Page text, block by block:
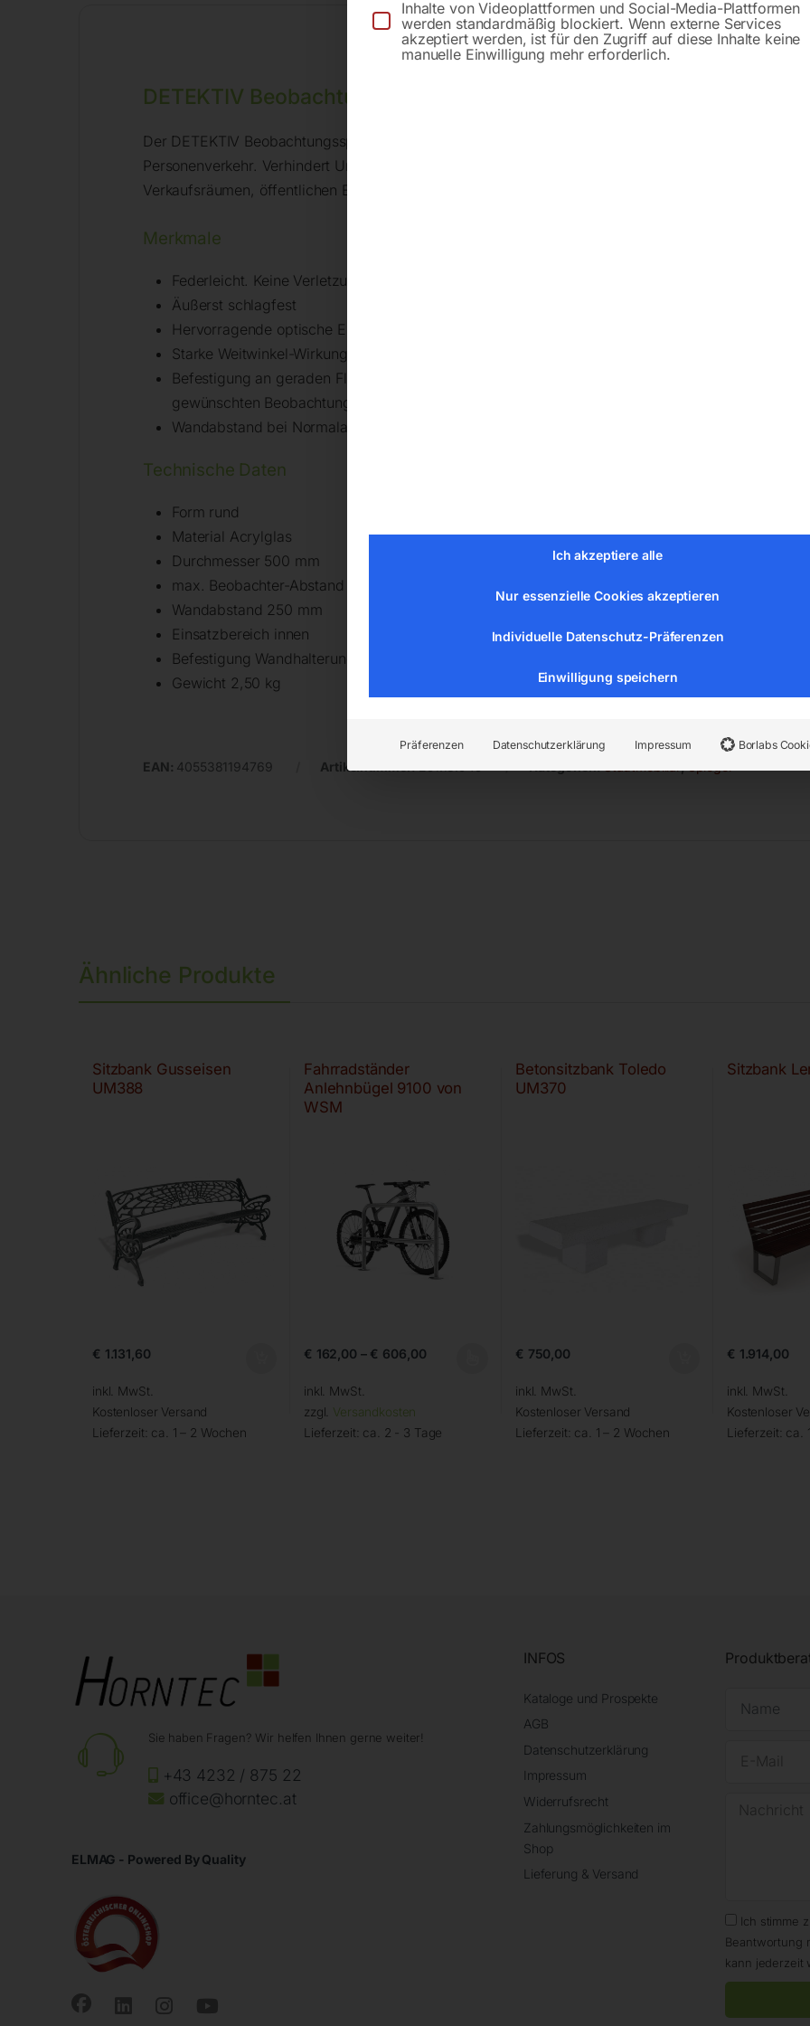
DETEKTIV Beobachtungsspiegel 500 mm
Der DETEKTIV Beobachtungsspiegel ist ein Beobachtungs- und Kontrollspiegel aus Acrylglas für
Personenverkehr. Verhindert Unfälle, verhütet Diebstahl. Seit vielen Jahren bewährt in
Verkaufsräumen, öffentlichen Einrichtungen.
Merkmale
Federleicht. Keine Verletzungsgefahr
Äußerst schlagfest
Hervorragende optische Eigenschaften
Starke Weitwinkel-Wirkung: Zu empfehlen bei kurzem Beobachterabstand und mittlerem bis
Befestigung an geraden Flächen (z.B. Wänden, Trägern, Unterzügen) durch mitgelieferte
gewünschten Beobachtungspunkt
Wandabstand bei Normalausführung: ca. 250 mm; bei verlängertem Wandarm: ca. 550 mm
Technische Daten
Form rund
Material Acrylglas
Durchmesser 500 mm
max. Beobachter-Abstand vom Spiegel 5 m
Wandabstand 250 mm
Einsatzbereich innen
Befestigung Wandhalterung 25 cm
Gewicht 2,50 kg
EAN: 4055381194769 Artikelnummer:
Ähnliche Produkte
Sitzbank Gusseisen
UM388
€ 1.131,60
inkl. MwSt.
Kostenloser Versand
Lieferzeit: ca. 1 – 2 Wochen
Fahrradständer
Anlehnbügel 9100 von
WSM
€ 162,00 – € 606,00
inkl. MwSt.
zzgl. Versandkosten
Lieferzeit: ca. 2 - 3 Tage
Betonsitzbank Toledo
UM370
€ 750,00
inkl. MwSt.
Kostenloser Versand
Lieferzeit: ca. 1 – 2 Wochen
Sitzbank
€ 1.914,00
inkl. MwSt.
Kostenloser
Lieferzeit: ca.
Sie haben Fragen? Wir helfen Ihnen gerne weiter!
+43 4232 / 875 22
office@horntec.at
ELMAG - Powered By Quality
INFOS
Kataloge und Prospekte
AGB
Datenschutzerklärung
Impressum
Widerrufsrecht
Zahlungsmöglichkeiten im
Shop
Lieferung & Versand
Ich stimme
Beantwortung
kann jederzeit
Inhalte von Videoplattformen und Social-Media-Plattformen
werden standardmäßig blockiert. Wenn externe Services
akzeptiert werden, ist für den Zugriff auf diese Inhalte keine
manuelle Einwilligung mehr erforderlich.
Ich akzeptiere alle
Nur essenzielle Cookies akzeptieren
Individuelle Datenschutz-Präferenzen
Einwilligung speichern
Präferenzen Datenschutzerklärung Impressum Borlabs